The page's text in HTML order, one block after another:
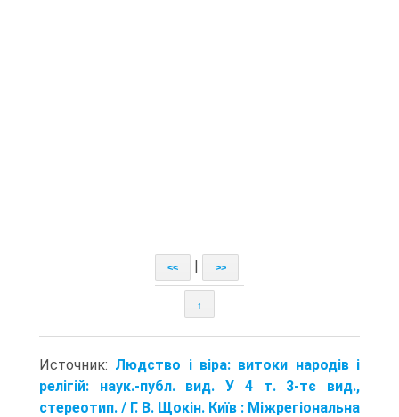
<< >>
↑
Источник: Людство і віра: витоки народів і
релігій: наук.-публ. вид. У 4 т. 3-тє вид.,
стереотип. / Г. В. Щокін. Київ : Міжрегіональна